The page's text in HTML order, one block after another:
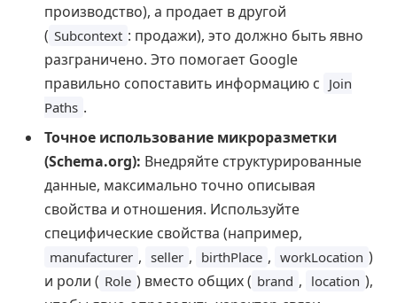
производство), а продает в другой
( Subcontext : продажи), это должно быть явно
разграничено. Это помогает Google
правильно сопоставить информацию с Join
Paths .
Точное использование микроразметки
(Schema.org): Внедряйте структурированные
данные, максимально точно описывая
свойства и отношения. Используйте
специфические свойства (например,
manufacturer , seller , birthPlace , workLocation )
и роли ( Role ) вместо общих ( brand , location ),